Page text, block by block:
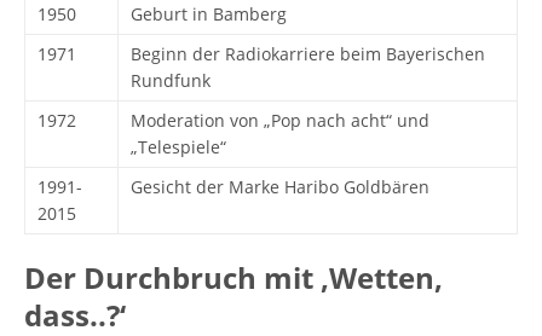
1950
Geburt in Bamberg
1971
Beginn der Radiokarriere beim Bayerischen
Rundfunk
1972
Moderation von „Pop nach acht“ und
„Telespiele“
1991-
2015
Gesicht der Marke Haribo Goldbären
Der Durchbruch mit ‚Wetten,
dass..?‘